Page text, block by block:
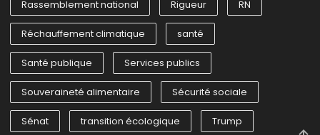
Rassemblement national Rigueur RN
Réchauffement climatique santé
Santé publique Services publics
Souveraineté alimentaire Sécurité sociale
Sénat transition écologique Trump